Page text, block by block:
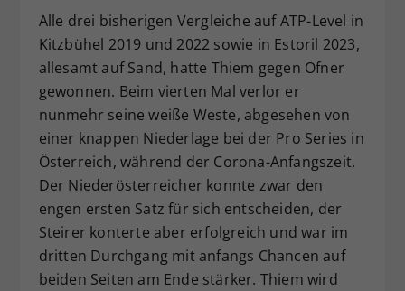
Alle drei bisherigen Vergleiche auf ATP-Level in
Kitzbühel 2019 und 2022 sowie in Estoril 2023,
allesamt auf Sand, hatte Thiem gegen Ofner
gewonnen. Beim vierten Mal verlor er
nunmehr seine weiße Weste, abgesehen von
einer knappen Niederlage bei der Pro Series in
Österreich, während der Corona-Anfangszeit.
Der Niederösterreicher konnte zwar den
engen ersten Satz für sich entscheiden, der
Steirer konterte aber erfolgreich und war im
dritten Durchgang mit anfangs Chancen auf
beiden Seiten am Ende stärker. Thiem wird